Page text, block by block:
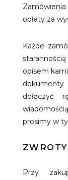
opłaty za
Każde
opisem
dokumenty
dołączyć
prosimy w
ZWROTY
Przy